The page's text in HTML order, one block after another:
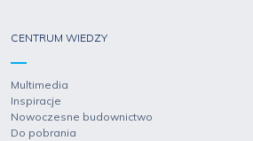
CENTRUM WIEDZY
Multimedia
Inspiracje
Nowoczesne budownictwo
Do pobrania